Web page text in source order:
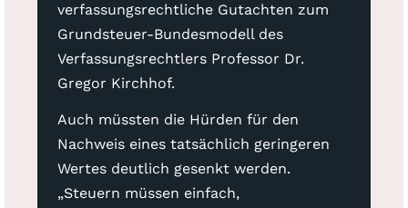
verfassungsrechtliche Gutachten zum
Grundsteuer-Bundesmodell des
Verfassungsrechtlers Professor Dr.
Gregor Kirchhof.
Auch müssten die Hürden für den
Nachweis eines tatsächlich geringeren
Wertes deutlich gesenkt werden.
„Steuern müssen einfach,